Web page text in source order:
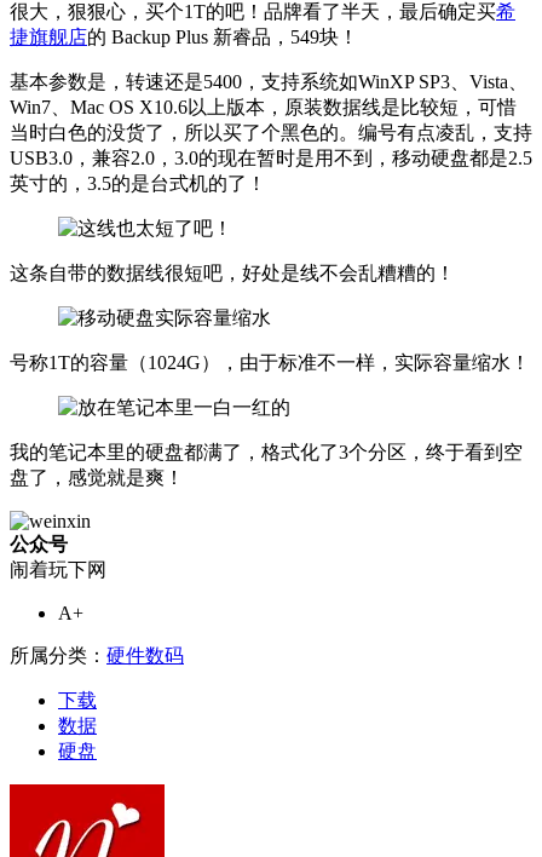
很大，狠狠心，买个1T的吧！品牌看了半天，最后确定买希
捷旗舰店的 Backup Plus 新睿品，549块！
基本参数是，转速还是5400，支持系统如WinXP SP3、Vista、
Win7、Mac OS X10.6以上版本，原装数据线是比较短，可惜
当时白色的没货了，所以买了个黑色的。编号有点凌乱，支持
USB3.0，兼容2.0，3.0的现在暂时是用不到，移动硬盘都是2.5
英寸的，3.5的是台式机的了！
这条自带的数据线很短吧，好处是线不会乱糟糟的！
号称1T的容量（1024G），由于标准不一样，实际容量缩水！
我的笔记本里的硬盘都满了，格式化了3个分区，终于看到空
盘了，感觉就是爽！
公众号
闹着玩下网
A+
所属分类： 硬件数码
下载
数据
硬盘